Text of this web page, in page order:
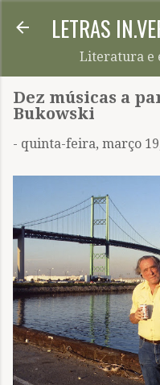
Pular para
LETRAS
Literatura e
Dez músicas a
Bukowski
- quinta-feira, março